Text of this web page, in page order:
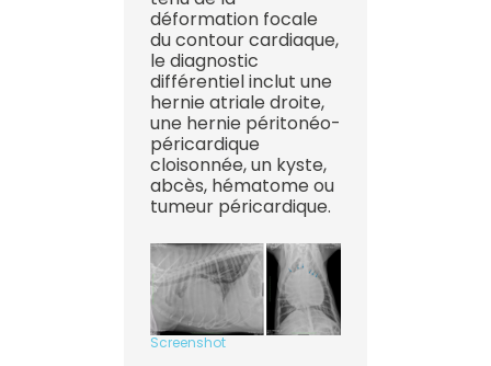
déformation focale
du contour cardiaque,
le diagnostic
différentiel inclut une
hernie atriale droite,
une hernie péritonéo-
péricardique
cloisonnée, un kyste,
abcès, hématome ou
tumeur péricardique.
Screenshot